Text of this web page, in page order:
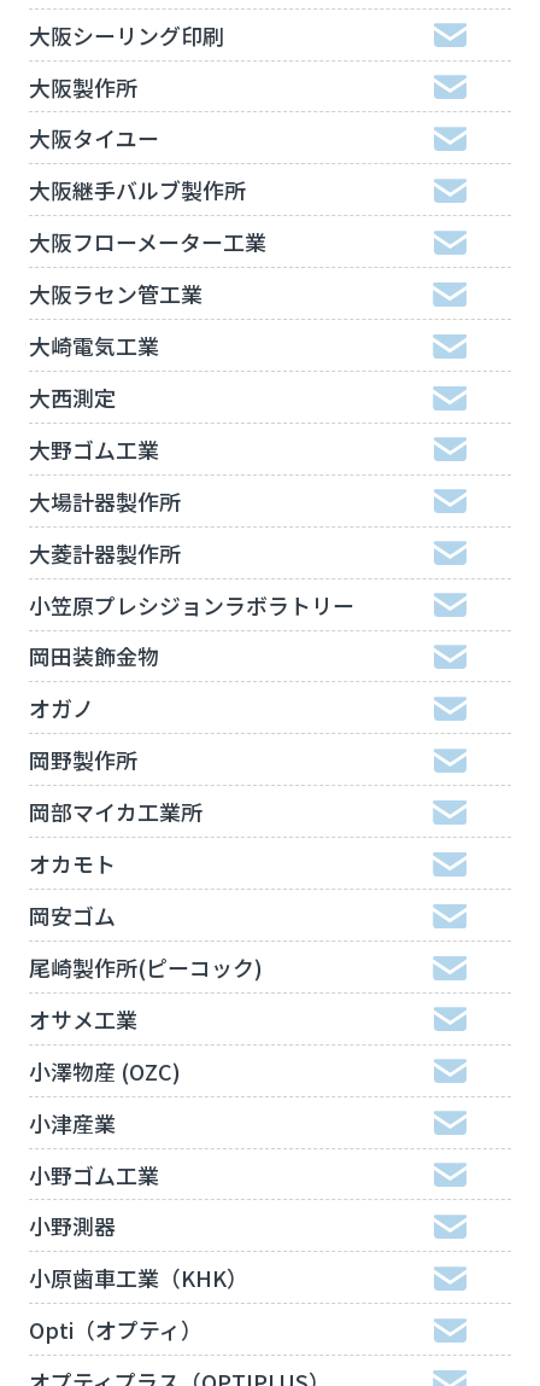
大阪シーリング印刷
大阪製作所
大阪タイユー
大阪継手バルブ製作所
大阪フローメーター工業
大阪ラセン管工業
大崎電気工業
大西測定
大野ゴム工業
大場計器製作所
大菱計器製作所
小笠原プレシジョンラボラトリー
岡田装飾金物
オガノ
岡野製作所
岡部マイカ工業所
オカモト
岡安ゴム
尾崎製作所(ピーコック)
オサメ工業
小澤物産 (OZC)
小津産業
小野ゴム工業
小野測器
小原歯車工業（KHK）
Opti（オプティ）